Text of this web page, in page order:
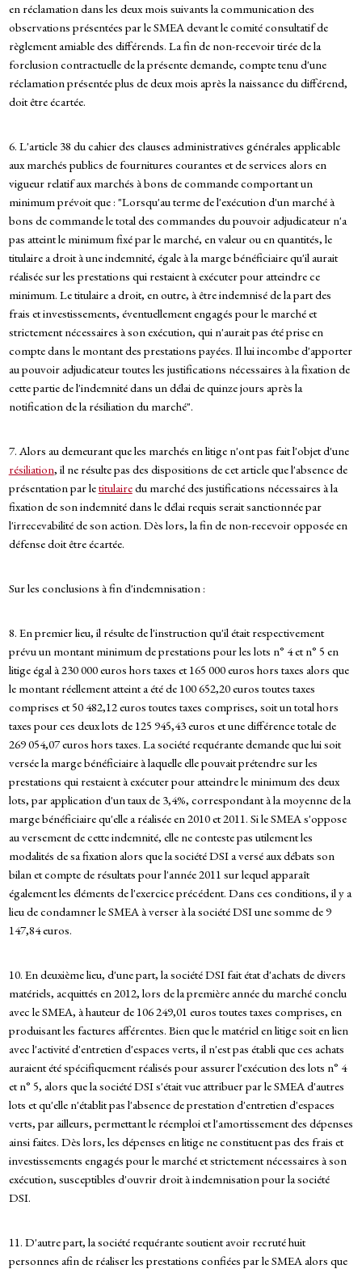
en réclamation dans les deux mois suivants la communication des
observations présentées par le SMEA devant le comité consultatif de
règlement amiable des différends. La fin de non-recevoir tirée de la
forclusion contractuelle de la présente demande, compte tenu d'une
réclamation présentée plus de deux mois après la naissance du différend,
doit être écartée.
6. L'article 38 du cahier des clauses administratives générales applicable
aux marchés publics de fournitures courantes et de services alors en
vigueur relatif aux marchés à bons de commande comportant un
minimum prévoit que : "Lorsqu'au terme de l'exécution d'un marché à
bons de commande le total des commandes du pouvoir adjudicateur n'a
pas atteint le minimum fixé par le marché, en valeur ou en quantités, le
titulaire a droit à une indemnité, égale à la marge bénéficiaire qu'il aurait
réalisée sur les prestations qui restaient à exécuter pour atteindre ce
minimum. Le titulaire a droit, en outre, à être indemnisé de la part des
frais et investissements, éventuellement engagés pour le marché et
strictement nécessaires à son exécution, qui n'aurait pas été prise en
compte dans le montant des prestations payées. Il lui incombe d'apporter
au pouvoir adjudicateur toutes les justifications nécessaires à la fixation de
cette partie de l'indemnité dans un délai de quinze jours après la
notification de la résiliation du marché".
7. Alors au demeurant que les marchés en litige n'ont pas fait l'objet d'une
résiliation, il ne résulte pas des dispositions de cet article que l'absence de
présentation par letitulairedu marché des justifications nécessaires à la
fixation de son indemnité dans le délai requis serait sanctionnée par
l'irrecevabilité de son action. Dès lors, la fin de non-recevoir opposée en
défense doit être écartée.
Sur les conclusions à fin d'indemnisation :
8. En premier lieu, il résulte de l'instruction qu'il était respectivement
prévu un montant minimum de prestations pour les lots n° 4 et n° 5 en
litige égal à 230 000 euros hors taxes et 165 000 euros hors taxes alors que
le montant réellement atteint a été de 100 652,20 euros toutes taxes
comprises et 50 482,12 euros toutes taxes comprises, soit un total hors
taxes pour ces deux lots de 125 945,43 euros et une différence totale de
269 054,07 euros hors taxes. La société requérante demande que lui soit
versée la marge bénéficiaire à laquelle elle pouvait prétendre sur les
prestations qui restaient à exécuter pour atteindre le minimum des deux
lots, par application d'un taux de 3,4%, correspondant à la moyenne de la
marge bénéficiaire qu'elle a réalisée en 2010 et 2011. Si le SMEA s'oppose
au versement de cette indemnité, elle ne conteste pas utilement les
modalités de sa fixation alors que la société DSI a versé aux débats son
bilan et compte de résultats pour l'année 2011 sur lequel apparaît
également les éléments de l'exercice précédent. Dans ces conditions, il y a
lieu de condamner le SMEA à verser à la société DSI une somme de 9
147,84 euros.
10. En deuxième lieu, d'une part, la société DSI fait état d'achats de divers
matériels, acquittés en 2012, lors de la première année du marché conclu
avec le SMEA, à hauteur de 106 249,01 euros toutes taxes comprises, en
produisant les factures afférentes. Bien que le matériel en litige soit en lien
avec l'activité d'entretien d'espaces verts, il n'est pas établi que ces achats
auraient été spécifiquement réalisés pour assurer l'exécution des lots n° 4
et n° 5, alors que la société DSI s'était vue attribuer par le SMEA d'autres
lots et qu'elle n'établit pas l'absence de prestation d'entretien d'espaces
verts, par ailleurs, permettant le réemploi et l'amortissement des dépenses
ainsi faites. Dès lors, les dépenses en litige ne constituent pas des frais et
investissements engagés pour le marché et strictement nécessaires à son
exécution, susceptibles d'ouvrir droit à indemnisation pour la société
DSI.
11. D'autre part, la société requérante soutient avoir recruté huit
personnes afin de réaliser les prestations confiées par le SMEA alors que